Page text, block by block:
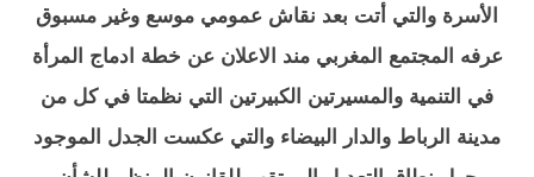
الأسرة والتي أتت بعد نقاش عمومي موسع وغير مسبوق
عرفه المجتمع المغربي مند الاعلان عن خطة ادماج المرأة
في التنمية والمسيرتين الكبيرتين التي نظمتا في كل من
مدينة الرباط والدار البيضاء والتي عكست الجدل الموجود